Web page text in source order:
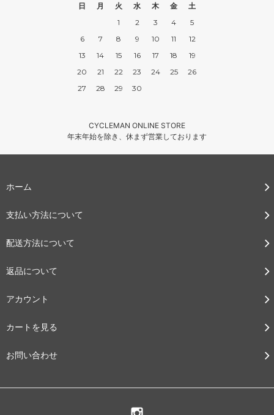
55,000円(税込)
55,000円(税込)
55,000円(税込)
9 1/2EE
10 1/2A
日
月 火 水 木 金
土
1
2 3 4
5
6
7 8 9 10 11
12
13
14 15 16 17 18
19
20
21 22 23 24 25
26
27
28 29 30
CYCLEMAN ONLINE STORE
年末年始を除き、休まず営業しております
ホーム
支払い方法について
配送方法について
返品について
アカウント
カートを見る
お問い合わせ